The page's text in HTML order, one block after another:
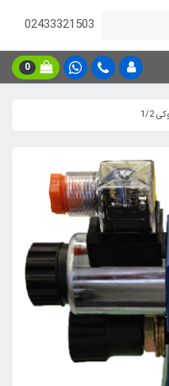
02433321503
0
1/2